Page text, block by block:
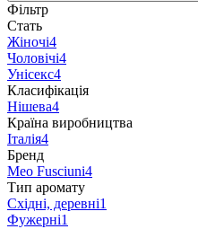
Фільтр
Стать
Жіночі4
Чоловічі4
Унісекс4
Класифікація
Нішева4
Країна виробництва
Італія4
Бренд
Meo Fusciuni4
Тип аромату
Східні, деревні1
Фужерні1